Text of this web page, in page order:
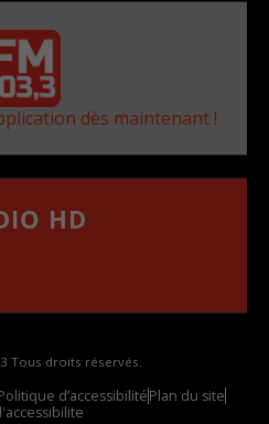
dès maintenant !
HD
Tous droits réservés.
d’accessibilitéPlan du site